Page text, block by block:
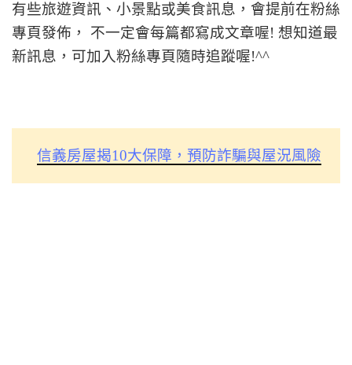
有些旅遊資訊、小景點或美食訊息，會提前在粉絲
專頁發佈， 不一定會每篇都寫成文章喔! 想知道最
新訊息，可加入粉絲專頁隨時追蹤喔!^^
信義房屋揭10大保障，預防詐騙與屋況風險